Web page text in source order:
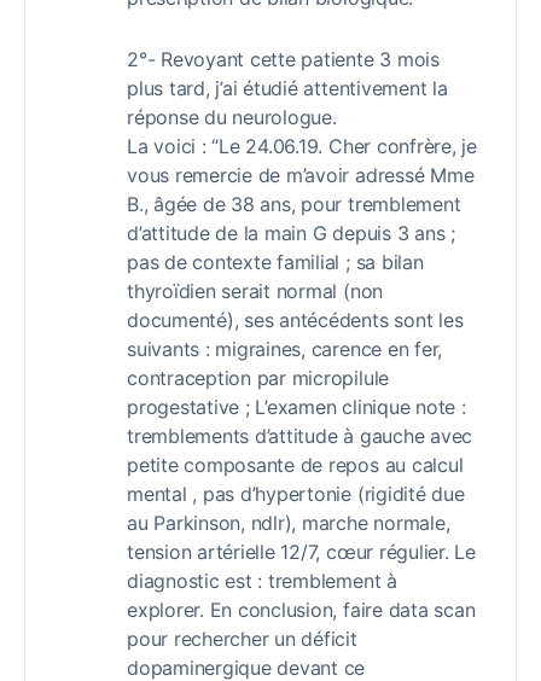
2°- Revoyant cette patiente 3 mois
plus tard, j’ai étudié attentivement la
réponse du neurologue.
La voici : “Le 24.06.19. Cher confrère, je
vous remercie de m’avoir adressé Mme
B., âgée de 38 ans, pour tremblement
d’attitude de la main G depuis 3 ans ;
pas de contexte familial ; sa bilan
thyroïdien serait normal (non
documenté), ses antécédents sont les
suivants : migraines, carence en fer,
contraception par micropilule
progestative ; L’examen clinique note :
tremblements d’attitude à gauche avec
petite composante de repos au calcul
mental , pas d’hypertonie (rigidité due
au Parkinson, ndlr), marche normale,
tension artérielle 12/7, cœur régulier. Le
diagnostic est : tremblement à
explorer. En conclusion, faire data scan
pour rechercher un déficit
dopaminergique devant ce